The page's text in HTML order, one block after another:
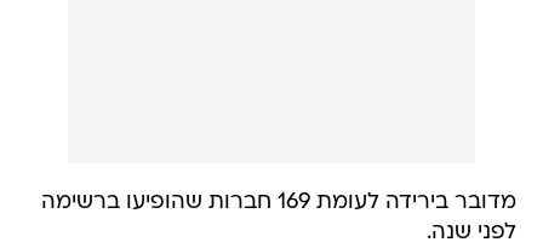
מדובר בירידה לעומת 169 חברות שהופיעו ברשימה
לפני שנה.